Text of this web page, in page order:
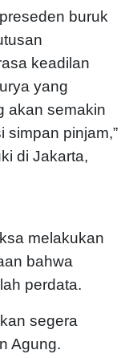
buruk
keadilan
yang
akan semakin
simpan pinjam,”
di Jakarta,
melakukan
bahwa
perdata.
segera
Agung.